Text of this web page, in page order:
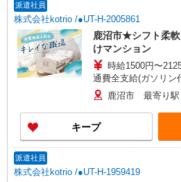
派遣社員
株式会社kotrio /●UT-H-2005861
鹿沼市★シフト柔
けマンション
時給1500円〜
通費全支給(ガソリン
鹿沼市 最寄り駅
キープ
派遣社員
株式会社kotrio /●UT-H-1959419